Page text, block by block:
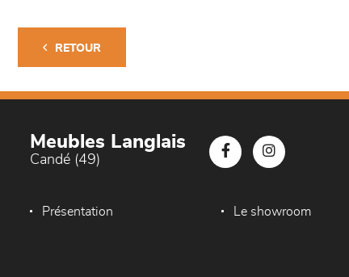
RETOUR
Meubles Langlais
Candé (49)
Présentation Le showroom